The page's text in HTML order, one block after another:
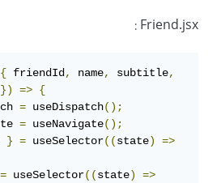
Friend.jsx
friendId, name, subtitle,
}) =>
{
= useDispatch();
= useNavigate();
} = useSelector((state)
=>
= useSelector((state)
=>